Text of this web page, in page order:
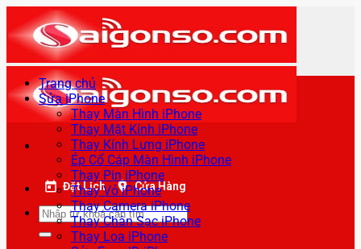
qua
nội
dung
Đặt Lịch Cửa Hàng
Tìm
kiếm:
Trang chủ
Sửa iPhone
Thay Màn Hình iPhone
Thay Mặt Kính iPhone
Thay Kính Lưng iPhone
Ép Cổ Cáp Màn Hình iPhone
Thay Pin iPhone
Thay Vỏ iPhone
Thay Camera iPhone
Thay Chân Sạc iPhone
Thay Loa iPhone